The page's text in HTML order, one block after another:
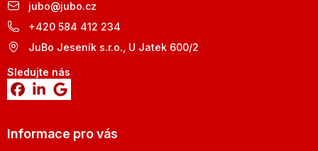
jubo@jubo.cz
+420 584 412 234
JuBo Jeseník s.r.o., U Jatek 600/2
Sledujte nás
Informace pro vás